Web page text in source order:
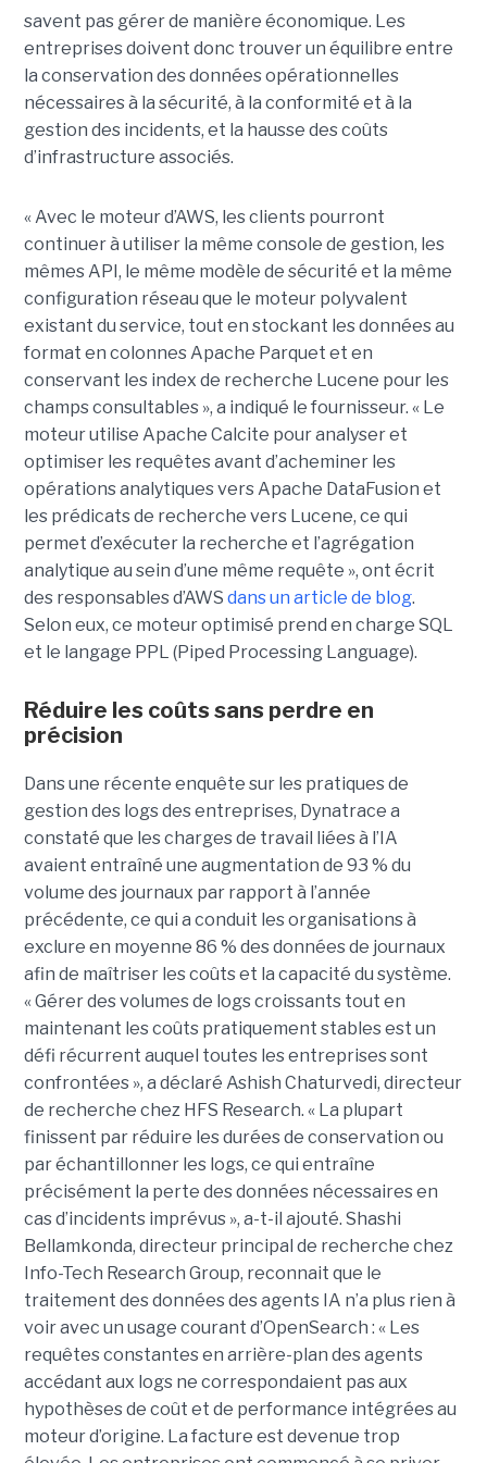
savent pas gérer de manière économique. Les
entreprises doivent donc trouver un équilibre entre
la conservation des données opérationnelles
nécessaires à la sécurité, à la conformité et à la
gestion des incidents, et la hausse des coûts
d’infrastructure associés.
« Avec le moteur d’AWS, les clients pourront
continuer à utiliser la même console de gestion, les
mêmes API, le même modèle de sécurité et la même
configuration réseau que le moteur polyvalent
existant du service, tout en stockant les données au
format en colonnes Apache Parquet et en
conservant les index de recherche Lucene pour les
champs consultables », a indiqué le fournisseur. « Le
moteur utilise Apache Calcite pour analyser et
optimiser les requêtes avant d’acheminer les
opérations analytiques vers Apache DataFusion et
les prédicats de recherche vers Lucene, ce qui
permet d’exécuter la recherche et l’agrégation
analytique au sein d’une même requête », ont écrit
des responsables d’AWS dans un article de blog.
Selon eux, ce moteur optimisé prend en charge SQL
et le langage PPL (Piped Processing Language).
Réduire les coûts sans perdre en
précision
Dans une récente enquête sur les pratiques de
gestion des logs des entreprises, Dynatrace a
constaté que les charges de travail liées à l’IA
avaient entraîné une augmentation de 93 % du
volume des journaux par rapport à l’année
précédente, ce qui a conduit les organisations à
exclure en moyenne 86 % des données de journaux
afin de maîtriser les coûts et la capacité du système.
« Gérer des volumes de logs croissants tout en
maintenant les coûts pratiquement stables est un
défi récurrent auquel toutes les entreprises sont
confrontées », a déclaré Ashish Chaturvedi, directeur
de recherche chez HFS Research. « La plupart
finissent par réduire les durées de conservation ou
par échantillonner les logs, ce qui entraîne
précisément la perte des données nécessaires en
cas d’incidents imprévus », a-t-il ajouté. Shashi
Bellamkonda, directeur principal de recherche chez
Info-Tech Research Group, reconnait que le
traitement des données des agents IA n’a plus rien à
voir avec un usage courant d’OpenSearch : « Les
requêtes constantes en arrière-plan des agents
accédant aux logs ne correspondaient pas aux
hypothèses de coût et de performance intégrées au
moteur d’origine. La facture est devenue trop